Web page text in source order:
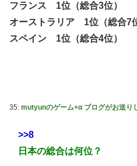
ソフトの入れ替えなんて10
かDL版選ぶ理由だわとかなん
【ウマ娘】夜に食べるアイ
【にじさんじ】本日20時か
長し世界を不安定化させるだ
る不具合が発生
積水ハウス「地面師に55億
フランス 1位（総合3位）
オーストラリア 1位（総合7
スペイン 1位（総合4位）
35: mutyunのゲーム+α ブログがお送り
>>8
日本の総合は何位？